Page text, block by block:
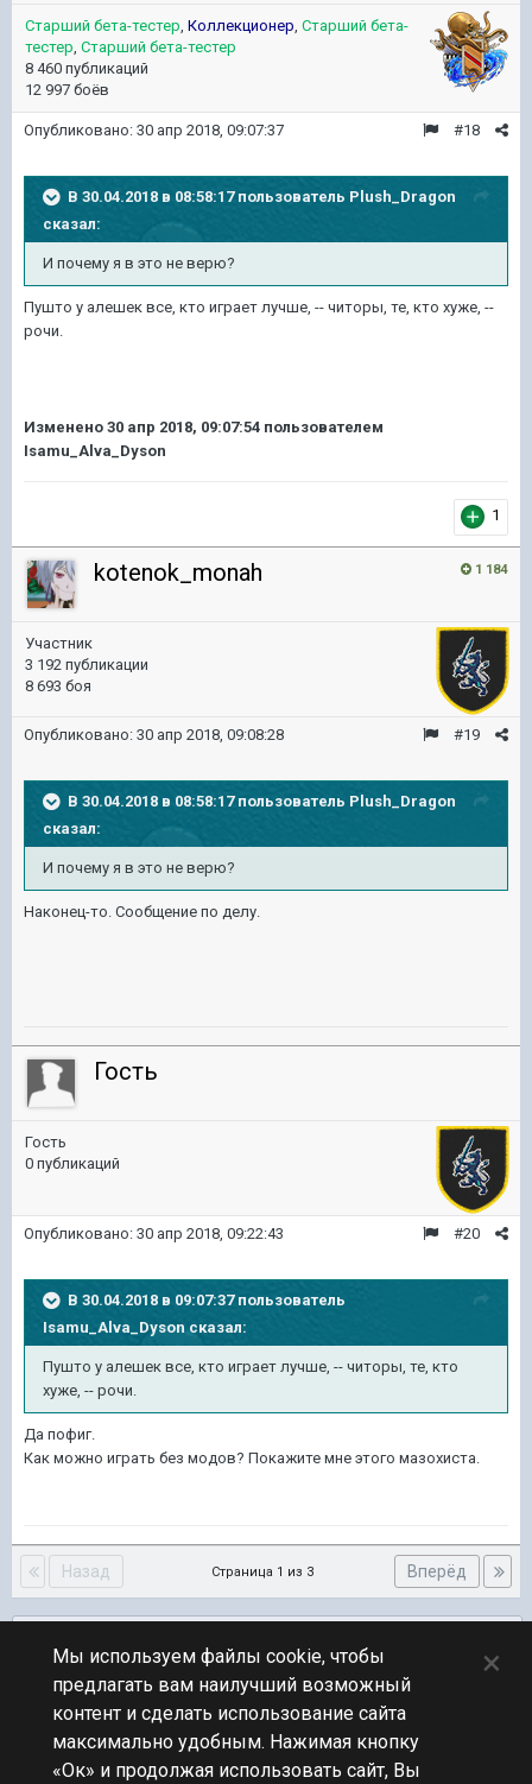
Старший бета-тестер Коллекционер Старший бета-
тестер Старший бета-тестер
8 460 публикаций
12 997 боёв
#18
Опубликовано: 30 апр 2018, 09:07:37
В 30.04.2018 в 08:58:17 пользователь Plush_Dragon
сказал:
И почему я в это не верю?
Пушто у алешек все, кто играет лучше, -- читоры, те, кто хуже, --
рочи.
Изменено 30 апр 2018, 09:07:54 пользователем
Isamu_Alva_Dyson
1
1 184
kotenok_monah
Участник
3 192 публикации
8 693 боя
#19
Опубликовано: 30 апр 2018, 09:08:28
В 30.04.2018 в 08:58:17 пользователь Plush_Dragon
сказал:
И почему я в это не верю?
Наконец-то. Сообщение по делу.
Гость
Гость
0 публикаций
#20
Опубликовано: 30 апр 2018, 09:22:43
В 30.04.2018 в 09:07:37 пользователь
Isamu_Alva_Dyson сказал:
Пушто у алешек все, кто играет лучше, -- читоры, те, кто
хуже, -- рочи.
Да пофиг.
Как можно играть без модов? Покажите мне этого мазохиста.
Назад Вперёд
Страница 1 из 3
ПЕРЕЙТИ К СПИСКУ ТЕМ
Юмор
Мы используем файлы cookie, чтобы
предлагать вам наилучший возможный
контент и сделать использование сайта
максимально удобным. Нажимая кнопку
«Ок» и продолжая использовать сайт, Вы
×